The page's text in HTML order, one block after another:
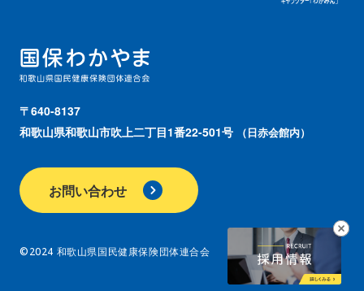
〒640-8137
和歌山県和歌山市吹上二丁目1番22-501号
（日赤会館内）
お問い合わせ
©2024 和歌山県国民健康保険団体連合会